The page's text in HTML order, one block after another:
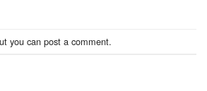
you can post a comment.